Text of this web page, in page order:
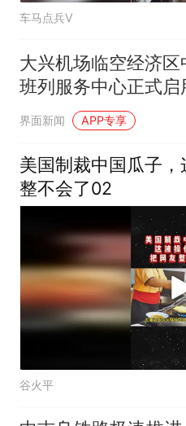
车马点兵V
大兴机场临空经济区
班列服务中心正式启
界面新闻 APP专享
美国制裁中国瓜子
整不会了02
谷火平